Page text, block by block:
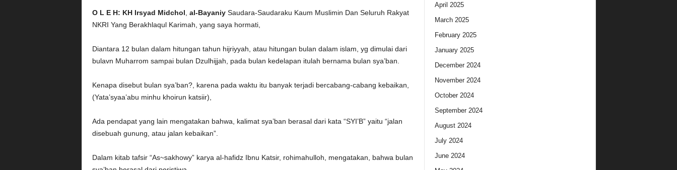
O L E H: KH Irsyad Midchol al-BayaniySaudara-Saudaraku Kaum Muslimin Dan Seluruh Rakyat
NKRI Yang Berakhlaqul Karimah, yang saya hormati,
Diantara 12 bulan dalam hitungan tahun hijriyyah, atau hitungan bulan dalam islam, yg dimulai dari
bulavn Muharrom sampai bulan Dzulhijjah, pada bulan kedelapan itulah bernama bulan sya’ban.
Kenapa disebut bulan sya’ban?, karena pada waktu itu banyak terjadi bercabang-cabang kebaikan,
(Yata’syaa’abu minhu khoirun katsiir),
Ada pendapat yang lain mengatakan bahwa, kalimat sya’ban berasal dari kata “SYI’B” yaitu “jalan
disebuah gunung, atau jalan kebaikan”.
Dalam kitab tafsir “As~sakhowy” karya al-hafidz Ibnu Katsir, rohimahulloh, mengatakan, bahwa bulan
April 2025
March 2025
February 2025
January 2025
December 2024
November 2024
October 2024
September 2024
August 2024
July 2024
June 2024